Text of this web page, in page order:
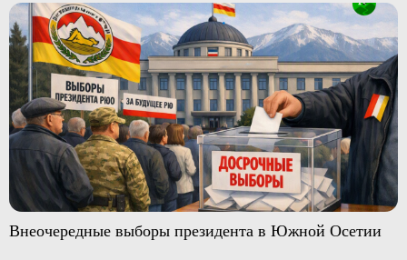
Внеочередные выборы президента в Южной Осетии